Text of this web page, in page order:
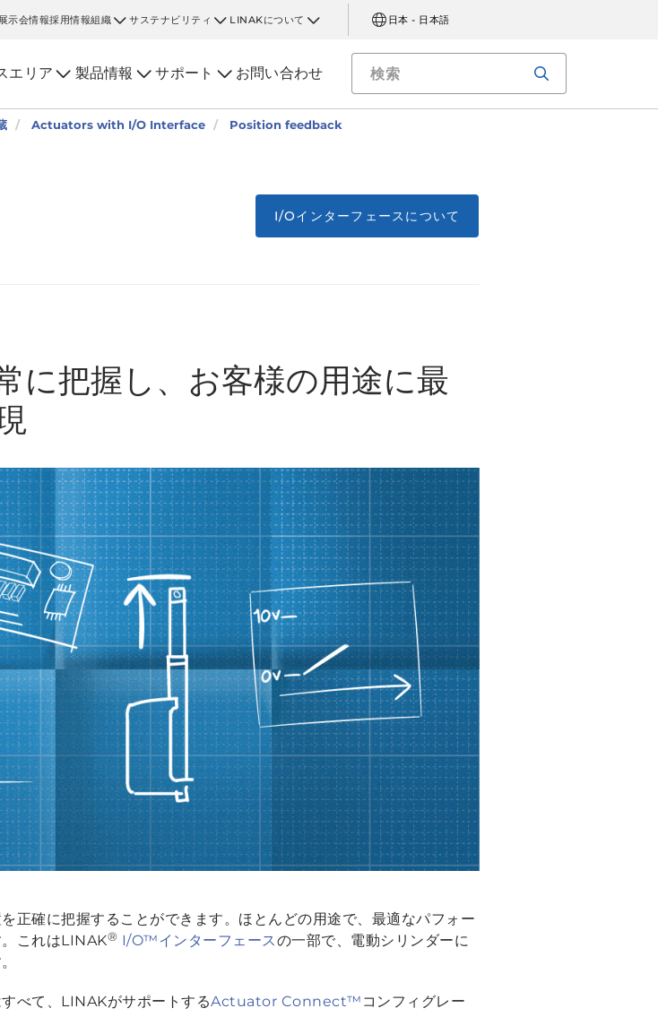
示会情報採用情報組織 サステナビリティ LINAKについて 日本 - 日本語
エリア 製品情報 サポート お問い合わせ
Actuators with I/O Interface Position feedback
I/Oインターフェースについて
に把握し、お客様の用途に最
正確に把握することができます。ほとんどの用途で、最適なパフォー
これはLINAK® I/O™インターフェースの一部で、電動シリンダーに
べて、LINAKがサポートするActuator Connect™ コンフィグレー